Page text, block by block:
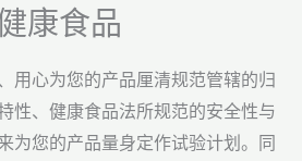
康食品
用心为您的产品厘清规范管辖的归
性、健康食品法所规范的安全性与
为您的产品量身定作试验计划。同